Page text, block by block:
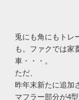
兎にも角にもトレ
も。ファクでは家
車・・・。
ただ、
昨年末新たに追加
マフラー部分が4